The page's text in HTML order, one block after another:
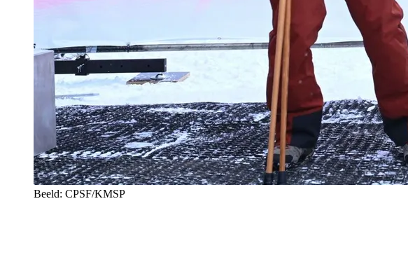
Beeld: CPSF/KMSP